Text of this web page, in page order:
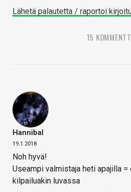
Lähetä palautetta / raportoi
15
Hannibal
19.1.2018
Noh hyvä!
Useampi valmistaja heti apajilla =
kilpailuakin luvassa